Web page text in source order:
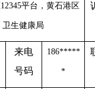
12345平台，黄石港区
卫生健康局
来电
号码
186*****
*